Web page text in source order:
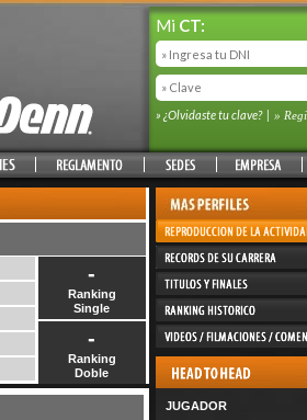
Mi CT:
» ¿Olvidaste tu clave? | »
-
Ranking
Single
-
Ranking
Doble
JUGADOR